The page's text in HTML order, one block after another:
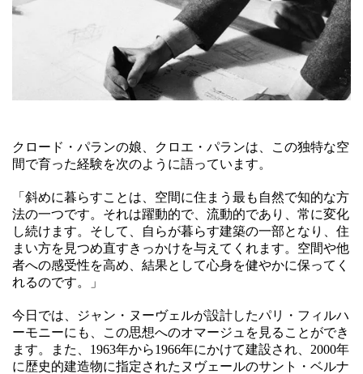
クロード・パランの娘、クロエ・パランは、この独特な空
間で育った経験を次のように語っています。
「斜めに暮らすことは、空間に住まう最も自然で知的な方
法の一つです。それは躍動的で、流動的であり、常に変化
し続けます。そして、自らが暮らす建築の一部となり、住
まい方を見つめ直すきっかけを与えてくれます。空間や他
者への感受性を高め、結果として心身を健やかに保ってく
れるのです。」
今日では、ジャン・ヌーヴェルが設計したパリ・フィルハ
ーモニーにも、この思想へのオマージュを見ることができ
ます。また、1963年から1966年にかけて建設され、2000年
に歴史的建造物に指定されたヌヴェールのサント・ベルナ